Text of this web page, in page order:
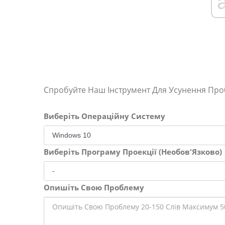
Спробуйте Наш Інструмент Для Усунення
Виберіть Операційну Систему
Виберіть Програму Проекції (Необов'Язково)
Опишіть Свою Проблему